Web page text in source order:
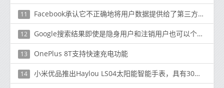
11 Facebook承认它不正确地将用户数据提供给了第三方开发人员
12 Google搜索结果即使是隐身用户和注销用户也可以个性化
13 OnePlus 8T支持快速充电功能
14 小米优品推出Haylou LS04太阳能智能手表，具有30天待机和12种运动模式